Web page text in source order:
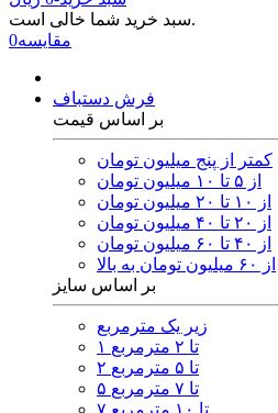
سبد خرید شما خالی است.
0مقایسه
فرش دستباف
بر اساس قیمت
کمتر از پنج میلیون تومان
از ۵ تا ۱۰ میلیون تومان
از ۱۰ تا ۲۰ میلیون تومان
از ۲۰ تا ۴۰ میلیون تومان
از ۴۰ تا ۶۰ میلیون تومان
از ۶۰ میلیون تومان به بالا
بر اساس سایز
زیر یک مترمربع
۱ تا ۲ مترمربع
۲ تا ۵ مترمربع
۵ تا ۷ مترمربع
۷ تا ۱۰ مترمربع